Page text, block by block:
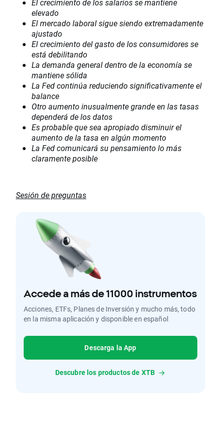
El crecimiento de los salarios se mantiene
elevado
El mercado laboral sigue siendo extremadamente
ajustado
El crecimiento del gasto de los consumidores se
está debilitando
La demanda general dentro de la economía se
mantiene sólida
La Fed continúa reduciendo significativamente el
balance
Otro aumento inusualmente grande en las tasas
dependerá de los datos
Es probable que sea apropiado disminuir el
aumento de la tasa en algún momento
La Fed comunicará su pensamiento lo más
claramente posible
Sesión de preguntas
Accede a más de 11000 instrumentos
Acciones, ETFs, Planes de Inversión y mucho más, todo
en la misma aplicación y disponible en español
Descarga la App
Descubre los productos de XTB